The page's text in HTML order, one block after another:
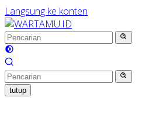
Langsung ke konten
tutup